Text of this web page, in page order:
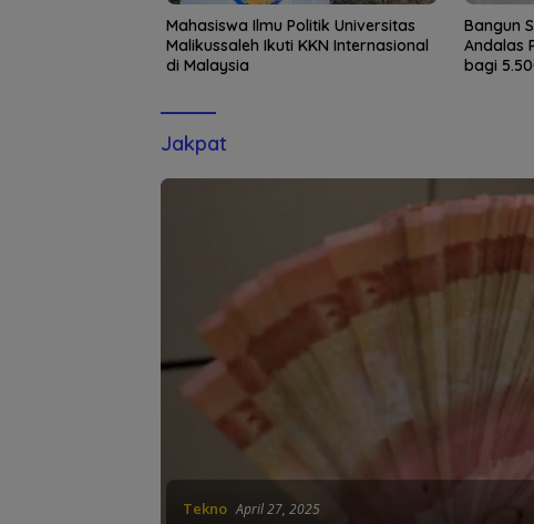
Mahasiswa Ilmu Politik Universitas
Malikussaleh Ikuti KKN Internasional
di Malaysia
Bangun
Andalas
bagi
Jakpat
Tekno April 27, 2025